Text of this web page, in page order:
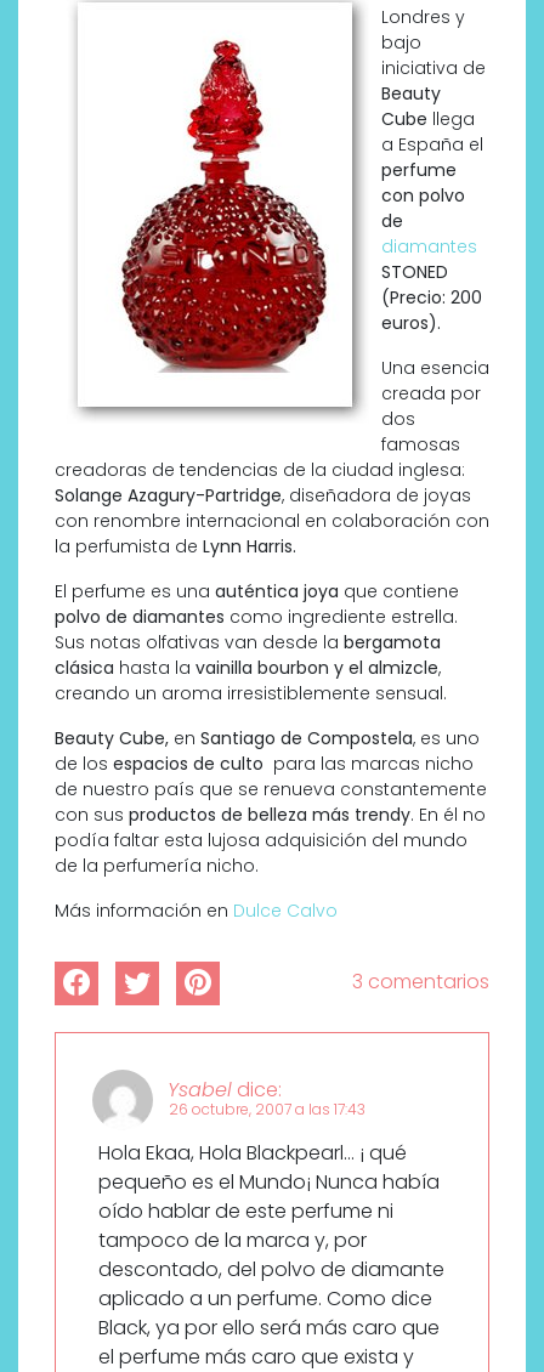
Londres y
bajo
iniciativa de
Beauty
Cube llega
a España el
perfume
con polvo
de
diamantes
STONED
(Precio: 200
euros).
Una esencia
creada por
dos
famosas
creadoras de tendencias de la ciudad inglesa:
Solange Azagury-Partridge, diseñadora de joyas
con renombre internacional en colaboración con
la perfumista de Lynn Harris.
El perfume es una auténtica joya que contiene
polvo de diamantes como ingrediente estrella.
Sus notas olfativas van desde la bergamota
clásica hasta la vainilla bourbon y el almizcle,
creando un aroma irresistiblemente sensual.
Beauty Cube, en Santiago de Compostela, es uno
de los espacios de culto para las marcas nicho
de nuestro país que se renueva constantemente
con sus productos de belleza más trendy. En él no
podía faltar esta lujosa adquisición del mundo
de la perfumería nicho.
Más información en Dulce Calvo
3 comentarios
Ysabel dice:
26 octubre, 2007 a las 17:43
Hola Ekaa, Hola Blackpearl… ¡ qué
pequeño es el Mundo¡ Nunca había
oído hablar de este perfume ni
tampoco de la marca y, por
descontado, del polvo de diamante
aplicado a un perfume. Como dice
Black, ya por ello será más caro que
el perfume más caro que exista y